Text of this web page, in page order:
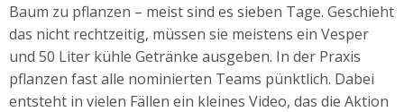
Baum zu pflanzen – meist sind es sieben Tage. Geschieht
das nicht rechtzeitig, müssen sie meistens ein Vesper
und 50 Liter kühle Getränke ausgeben. In der Praxis
pflanzen fast alle nominierten Teams pünktlich. Dabei
entsteht in vielen Fällen ein kleines Video, das die Aktion